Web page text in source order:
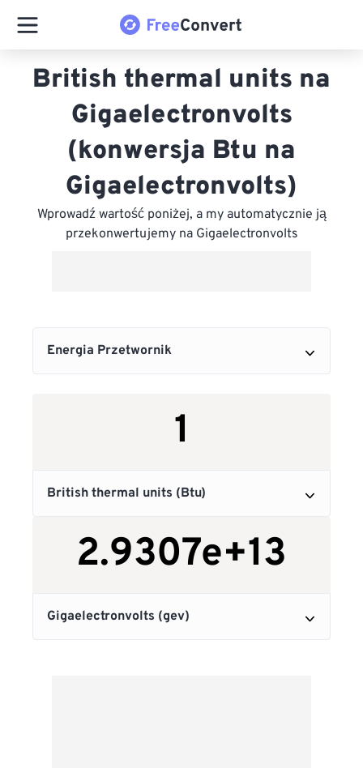
British thermal units na
Gigaelectronvolts
(konwersja Btu na
Gigaelectronvolts)
Wprowadź wartość poniżej, a my automatycznie ją
przekonwertujemy na Gigaelectronvolts